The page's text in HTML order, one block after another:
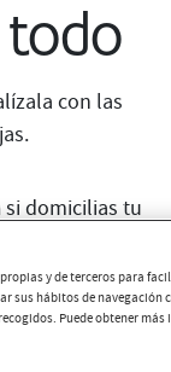
con las
si domicilias tu
de
más
y de terceros para
sus hábitos de navegación
Puede obtener